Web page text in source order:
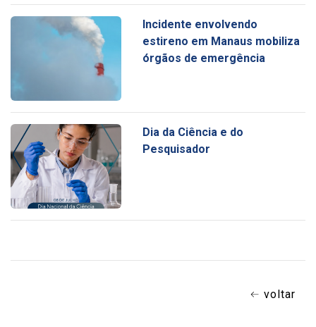
Incidente envolvendo
estireno em Manaus mobiliza
órgãos de emergência
Dia da Ciência e do
Pesquisador
voltar